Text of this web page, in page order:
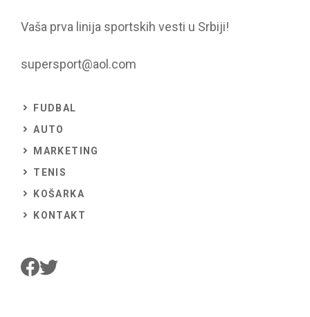
Vaša prva linija sportskih vesti u Srbiji!
supersport@aol.com
FUDBAL
AUTO
MARKETING
TENIS
KOŠARKA
KONTAKT